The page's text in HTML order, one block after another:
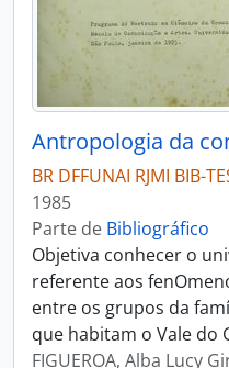
BR DFFUNAI RJMI BIB-
1985
Parte de Bibliográfico
Objetiva conhecer o
referente aos
entre os grupos da
que habitam o Vale do
FIGUEROA, Alba Lucy